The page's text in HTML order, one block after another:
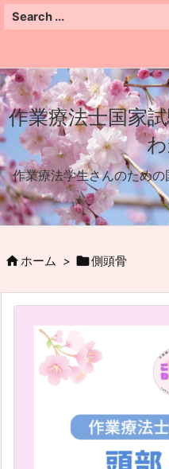
作業療法士国家
作業療法学生さんのため
ホーム > 側頭骨